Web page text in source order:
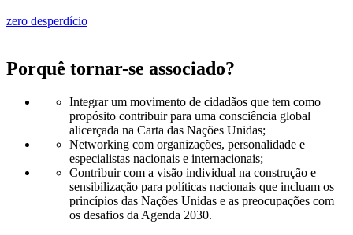
zero desperdício
Porquê tornar-se associado?
Integrar um movimento de cidadãos que tem como
propósito contribuir para uma consciência global
alicerçada na Carta das Nações Unidas;
Networking com organizações, personalidade e
especialistas nacionais e internacionais;
Contribuir com a visão individual na construção e
sensibilização para políticas nacionais que incluam os
princípios das Nações Unidas e as preocupações com
os desafios da Agenda 2030.